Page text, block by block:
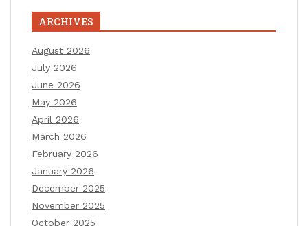
ARCHIVES
August 2026
July 2026
June 2026
May 2026
April 2026
March 2026
February 2026
January 2026
December 2025
November 2025
October 2025